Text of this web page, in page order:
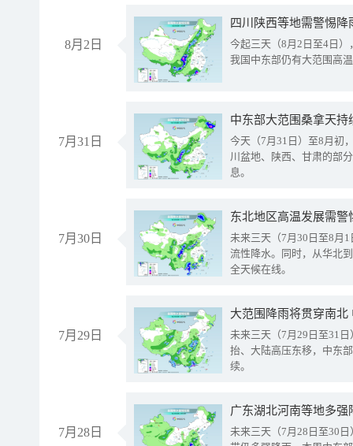
8月2日
今起三天（8月2日至4日
我国中东部仍有大范围高
7月31日
中东部大范围桑拿天
今天（7月31日）至8月初
川盆地、陕西、甘肃的部
息。
7月30日
东北地区高温发展需
未来三天（7月30日至8月
流性降水。同时，从华北
全天候在线。
7月29日
大范围降雨将贯穿南
未来三天（7月29日至31
抬、大陆高压东移，中东
续。
7月28日
广东湖北河南等地多
未来三天（7月28日至30